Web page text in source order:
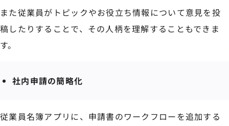
また従業員がトピックやお役立ち情報について意見を投
稿したりすることで、その人柄を理解することもできま
す。
社内申請の簡略化
従業員名簿アプリに、申請書のワークフローを追加する